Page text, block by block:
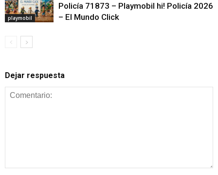
playmobil
Policía 71873 – Playmobil hi! Policía 2026
– El Mundo Click
Dejar respuesta